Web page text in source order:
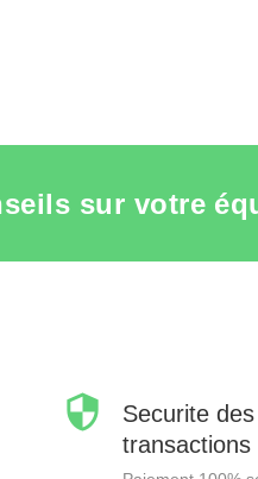
sur votre
Securite des
transactions